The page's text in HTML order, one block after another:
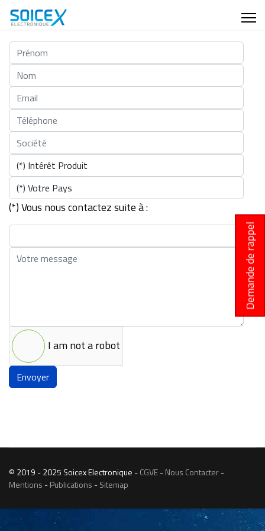
(*) Vous nous contactez suite à :
I am not a robot
Envoyer
Demande de rappel
© 2019 - 2025 Soicex Electronique -CGVE-Nous Contacter-
Mentions -Publications -Sitemap